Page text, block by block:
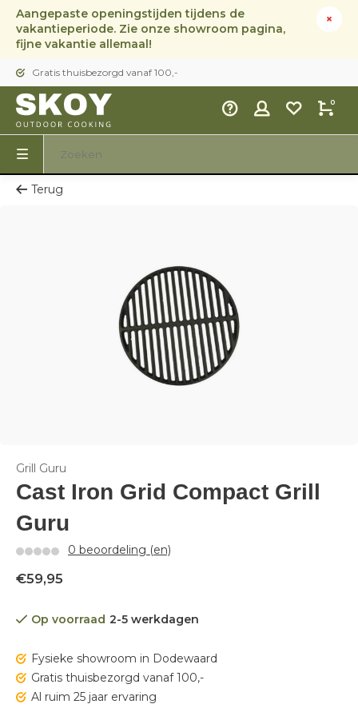
Aangepaste openingstijden tijdens de
vakantieperiode. Zie onze showroom pagina,
fijne vakantie allemaal!
Gratis thuisbezorgd vanaf 100,-
0
Terug
Grill Guru
Cast Iron Grid Compact Grill
Guru
0 beoordeling (en)
€59,95
Op voorraad 2-5 werkdagen
Fysieke showroom in Dodewaard
Gratis thuisbezorgd vanaf 100,-
Al ruim 25 jaar ervaring